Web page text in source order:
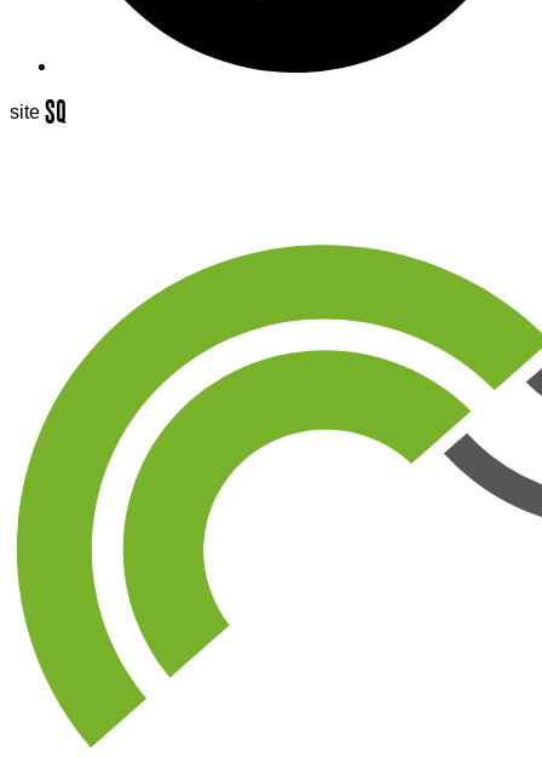
site S q